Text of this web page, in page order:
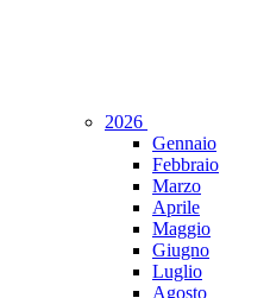
2026
Gennaio
Febbraio
Marzo
Aprile
Maggio
Giugno
Luglio
Agosto